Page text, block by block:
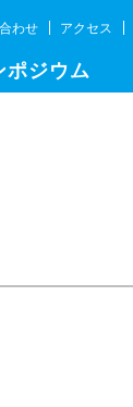
わせ アクセス
ポジウム